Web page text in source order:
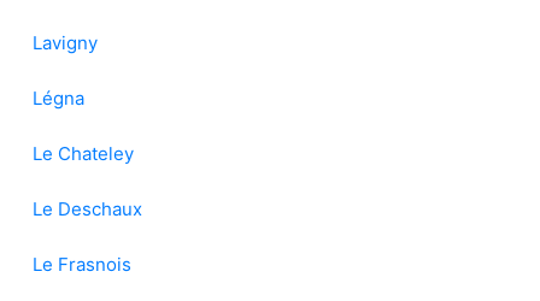
Lavigny
Légna
Le Chateley
Le Deschaux
Le Frasnois